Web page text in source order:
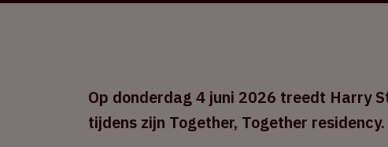
Op donderdag 4 juni 2026 treedt Harry
tijdens zijn Together, Together residency.